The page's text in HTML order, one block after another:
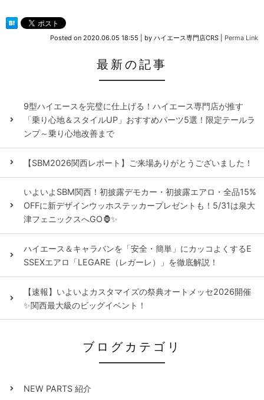
Posted on 2020.06.05 18:55 by ハイエース専門店CRS Perma Link
最新の記事
9型ハイエースを完璧に仕上げる！ハイエース専門店が推す
「乗り心地＆スタイルUP」おすすめパーツ5選！限定テールラ
ンプ～乗り心地改善まで
【SBM2026関西レポート】ご来場ありがとうございました！
いよいよSBM関西！初披露デモカー・初披露エアロ・全品15%
OFFに新デザインウッホステッカープレゼントも！5/31は泉大
津フェニックスへGO🦍✨
ハイエース＆キャラバンを「安全・簡単」にカッコよくするE
SSEXエアロ「LEGARE（レガーレ）」を徹底解説！
【速報】いよいよカスタマイズの祭典オートメッセ2026開催
✨関西最大級のビッグイベント！
ブログカテゴリ
NEW PARTS 紹介